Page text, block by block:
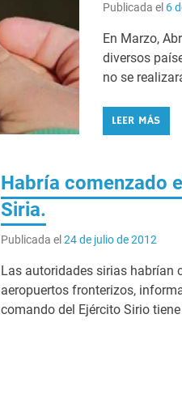
Publicada el 6
En Marzo,
diversos
no se
LEER MÁS
Habría comenzado
Siria.
Publicada el 24 de julio de 2012
Las autoridades sirias
aeropuertos fronterizos,
comando del Ejército Sirio